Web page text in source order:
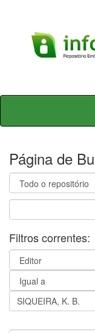
Skip
Página de
Filtros correntes: